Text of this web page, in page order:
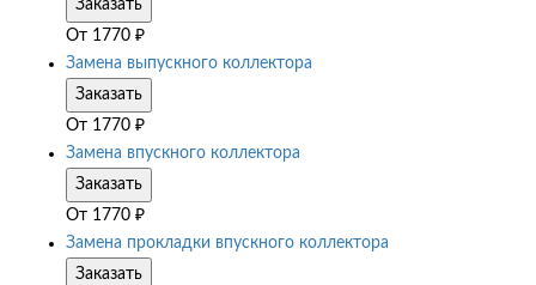
Заказать
От 1770 ₽
Замена выпускного коллектора
Заказать
От 1770 ₽
Замена впускного коллектора
Заказать
От 1770 ₽
Замена прокладки впускного коллектора
Заказать